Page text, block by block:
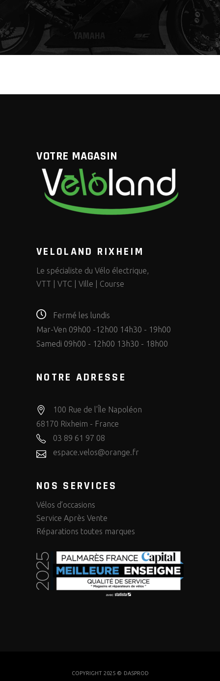
VOTRE MAGASIN
VELOLAND RIXHEIM
Le spécialiste du Vélo électrique,
VTT | VTC | Ville | Course
Fermé les lundis
Mar-Ven 09h00 -12h00 14h30 - 19h00
Samedi 09h00 - 12h00 13h30 - 18h00
NOTRE ADRESSE
100 Rue de l'Île Napoléon
68170 Rixheim - France
03 89 61 97 08
espace.velos@orange.fr
NOS SERVICES
Vélos d’occasions
Service Après Vente
Réparations toutes marques
COPYRIGHT 2025 © DASPROD